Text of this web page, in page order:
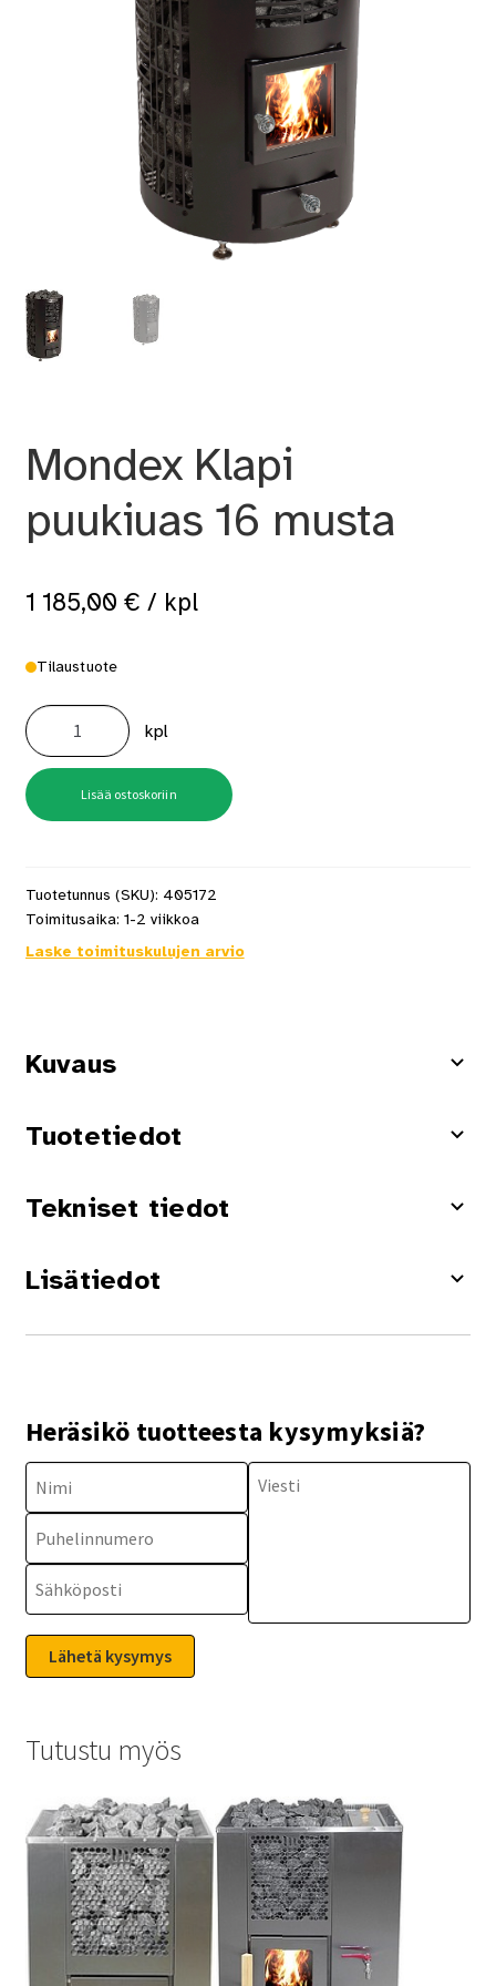
Mondex Klapi
puukiuas 16 musta
1 185,00 € / kpl
Tilaustuote
Mondex
Klapi
puukiuas
16
musta
määrä
kpl
Lisää ostoskoriin
Tuotetunnus (SKU): 405172
Toimitusaika: 1-2 viikkoa
Laske toimituskulujen arvio
Kuvaus
Tuotetiedot
Tekniset tiedot
Lisätiedot
Heräsikö tuotteesta kysymyksiä?
Tutustu myös